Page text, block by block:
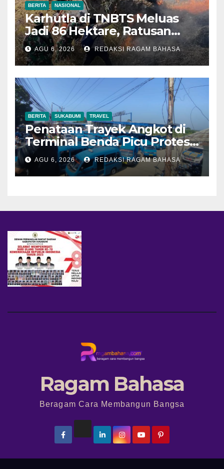
BERITA NASIONAL
Karhutla di TNBTS Meluas
Jadi 86 Hektare, Ratusan
Personel Berjibaku Cegah
Api Merembet
AGU 6, 2026 REDAKSI RAGAM BAHASA
BERITA SUKABUMI TRAVEL
Penataan Trayek Angkot di
Terminal Benda Picu Protes
Sopir, Dishub: Belum Ada
Keputusan Final
AGU 6, 2026 REDAKSI RAGAM BAHASA
Ragam Bahasa
Beragam Cara Membangun Bangsa